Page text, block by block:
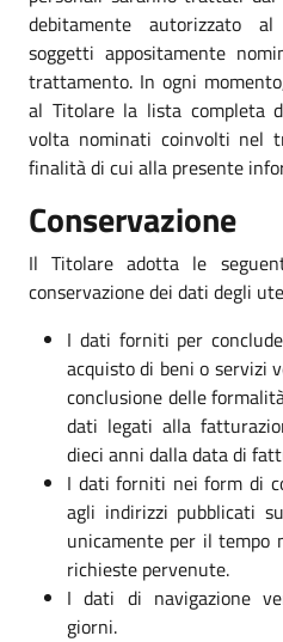
debitamente autorizzato
soggetti appositamente
trattamento. In ogni
al Titolare la lista completa
volta nominati coinvolti nel
finalità di cui alla presente
Conservazione
Il Titolare adotta le
conservazione dei dati degli
I dati forniti per
acquisto di beni o servizi
conclusione delle
dati legati alla
dieci anni dalla data di
I dati forniti nei form di
agli indirizzi pubblicati
unicamente per il tempo
richieste pervenute.
I dati di navigazione
giorni.